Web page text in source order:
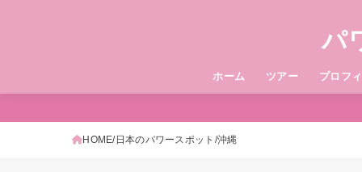
パ
ホーム ツアー プロフ
HOME 日本のパワースポット 沖縄